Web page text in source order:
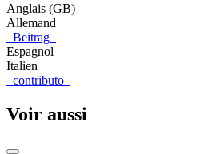
Anglais (GB)
Allemand
Beitrag
Espagnol
Italien
contributo
Voir aussi